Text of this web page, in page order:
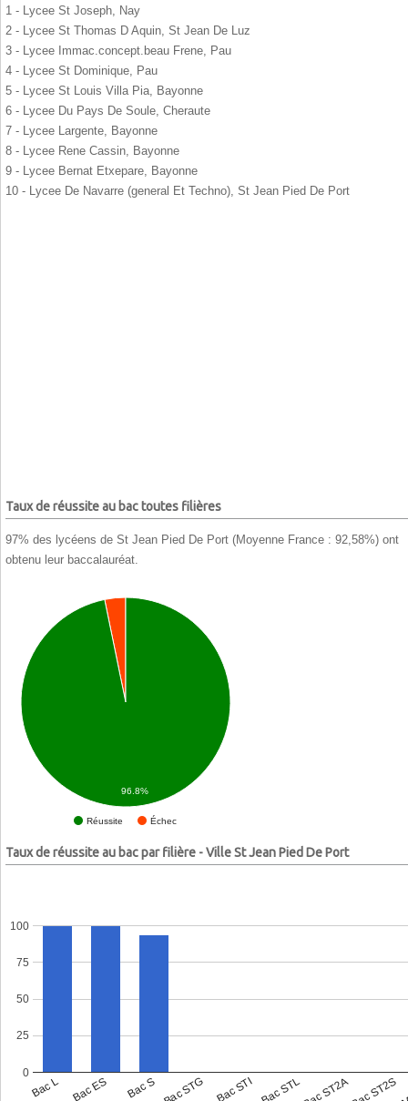
1 - Lycee St Joseph, Nay
2 - Lycee St Thomas D Aquin, St Jean De Luz
3 - Lycee Immac.concept.beau Frene, Pau
4 - Lycee St Dominique, Pau
5 - Lycee St Louis Villa Pia, Bayonne
6 - Lycee Du Pays De Soule, Cheraute
7 - Lycee Largente, Bayonne
8 - Lycee Rene Cassin, Bayonne
9 - Lycee Bernat Etxepare, Bayonne
10 - Lycee De Navarre (general Et Techno), St Jean Pied De Port
Taux de réussite au bac toutes filières
97% des lycéens de St Jean Pied De Port (Moyenne France : 92,58%) ont
obtenu leur baccalauréat.
Réussite Échec
96.8%
Taux de réussite au bac par filière - Ville St Jean Pied De Port
Bac L Bac ES Bac S Bac STG Bac STI Bac STLBac ST2ABac ST2S
0
25
50
75
100